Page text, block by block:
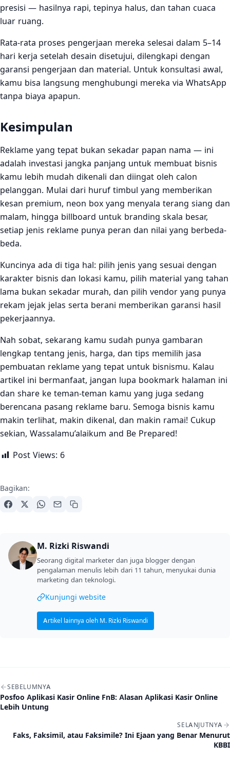
presisi — hasilnya rapi, tepinya halus, dan tahan cuaca
luar ruang.
Rata-rata proses pengerjaan mereka selesai dalam 5–14
hari kerja setelah desain disetujui, dilengkapi dengan
garansi pengerjaan dan material. Untuk konsultasi awal,
kamu bisa langsung menghubungi mereka via WhatsApp
tanpa biaya apapun.
Kesimpulan
Reklame yang tepat bukan sekadar papan nama — ini
adalah investasi jangka panjang untuk membuat bisnis
kamu lebih mudah dikenali dan diingat oleh calon
pelanggan. Mulai dari huruf timbul yang memberikan
kesan premium, neon box yang menyala terang siang dan
malam, hingga billboard untuk branding skala besar,
setiap jenis reklame punya peran dan nilai yang berbeda-
beda.
Kuncinya ada di tiga hal: pilih jenis yang sesuai dengan
karakter bisnis dan lokasi kamu, pilih material yang tahan
lama bukan sekadar murah, dan pilih vendor yang punya
rekam jejak jelas serta berani memberikan garansi hasil
pekerjaannya.
Nah sobat, sekarang kamu sudah punya gambaran
lengkap tentang jenis, harga, dan tips memilih jasa
pembuatan reklame yang tepat untuk bisnismu. Kalau
artikel ini bermanfaat, jangan lupa bookmark halaman ini
dan share ke teman-teman kamu yang juga sedang
berencana pasang reklame baru. Semoga bisnis kamu
makin terlihat, makin dikenal, dan makin ramai! Cukup
sekian, Wassalamu’alaikum and Be Prepared!
Post Views: 6
Bagikan:
M. Rizki Riswandi
Seorang digital marketer dan juga blogger dengan
pengalaman menulis lebih dari 11 tahun, menyukai dunia
marketing dan teknologi.
Kunjungi website
Artikel lainnya oleh M. Rizki Riswandi
Navigasi artikel
SEBELUMNYA
Posfoo Aplikasi Kasir Online FnB: Alasan Aplikasi Kasir Online
Lebih Untung
SELANJUTNYA
Faks, Faksimil, atau Faksimile? Ini Ejaan yang Benar Menurut
KBBI